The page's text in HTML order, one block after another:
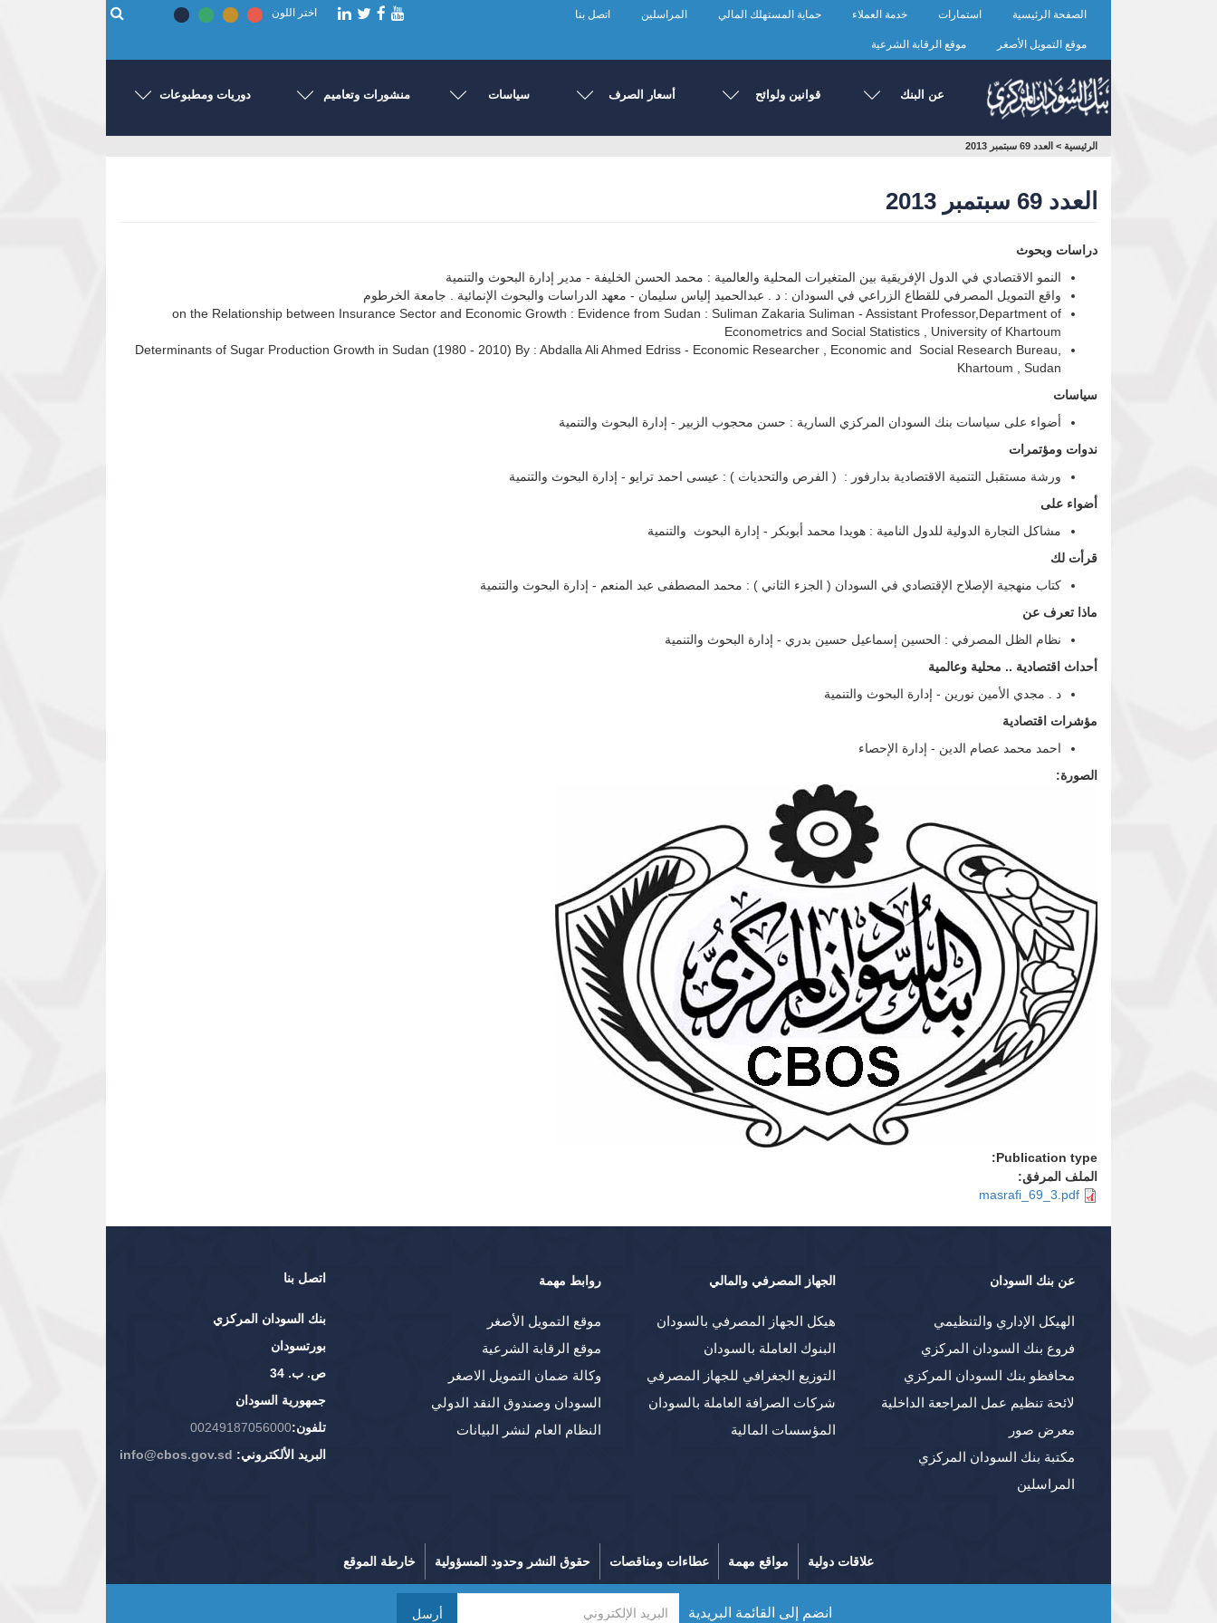
الصفحة الرئيسية استمارات خدمة العملاء حماية المستهلك المالي المراسلين اتصل بنا
موقع التمويل الأصغر موقع الرقابة الشرعية
اختر اللون
عن البنك قوانين ولوائح أسعار الصرف سياسات منشورات وتعاميم دوريات ومطبوعات
أنت
الرئيسية > العدد 69 سبتمبر 2013
العدد 69 سبتمبر 2013
دراسات وبحوث
النمو الاقتصادي في الدول الإفريقية بين المتغيرات المحلية والعالمية : محمد الحسن الخليفة - مدير إدارة البحوث والتنمية
واقع التمويل المصرفي للقطاع الزراعي في السودان : د . عبدالحميد إلياس سليمان - معهد الدراسات والبحوث الإنمائية . جامعة الخرطوم
on the Relationship between Insurance Sector and Economic Growth : Evidence from Sudan : Suliman Zakaria Suliman - Assistant Professor,Department of
Econometrics and Social Statistics , University of Khartoum
Determinants of Sugar Production Growth in Sudan (1980 - 2010) By : Abdalla Ali Ahmed Edriss - Economic Researcher , Economic and Social Research Bureau,
Khartoum , Sudan
سياسات
أضواء على سياسات بنك السودان المركزي السارية : حسن محجوب الزبير - إدارة البحوث والتنمية
ندوات ومؤتمرات
ورشة مستقبل التنمية الاقتصادية بدارفور : ( الفرص والتحديات ) : عيسى احمد ترايو - إدارة البحوث والتنمية
أضواء على
مشاكل التجارة الدولية للدول النامية : هويدا محمد أبوبكر - إدارة البحوث والتنمية
قرأت لك
كتاب منهجية الإصلاح الإقتصادي في السودان ( الجزء الثاني ) : محمد المصطفى عبد المنعم - إدارة البحوث والتنمية
ماذا تعرف عن
نظام الظل المصرفي : الحسين إسماعيل حسين بدري - إدارة البحوث والتنمية
أحداث اقتصادية .. محلية وعالمية
د . مجدي الأمين نورين - إدارة البحوث والتنمية
مؤشرات اقتصادية
احمد محمد عصام الدين - إدارة الإحصاء
الصورة:
Publication type:
الملف المرفق:
masrafi_69_3.pdf
اتصل بنا
بنك السودان المركزي
بورتسودان
ص. ب. 34
جمهورية السودان
تلفون:00249187056000
البريد الألكتروني: info@cbos.gov.sd
عن بنك السودان
الهيكل الإداري والتنظيمي
فروع بنك السودان المركزي
محافظو بنك السودان المركزي
لائحة تنظيم عمل المراجعة الداخلية
معرض صور
مكتبة بنك السودان المركزي
المراسلين
الجهاز المصرفي والمالي
هيكل الجهاز المصرفي بالسودان
البنوك العاملة بالسودان
التوزيع الجغرافي للجهاز المصرفي
شركات الصرافة العاملة بالسودان
المؤسسات المالية
روابط مهمة
موقع التمويل الأصغر
موقع الرقابة الشرعية
وكالة ضمان التمويل الاصغر
السودان وصندوق النقد الدولي
النظام العام لنشر البيانات
خارطة الموقع حقوق النشر وحدود المسؤولية عطاءات ومناقصات مواقع مهمة علاقات دولية
انضم إلى القائمة البريدية أرسل